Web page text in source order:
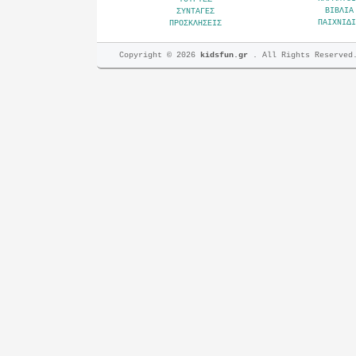
ΣΥΝΤΑΓΕΣ
ΠΡΟΣΚΛΗΣΕΙΣ
ΒΙΒΛΙΑ
Copyright © 2026 kidsfun.gr . All Rights Reserved.